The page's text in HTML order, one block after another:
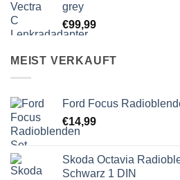
grey
€99,99
MEIST VERKAUFT
Ford Focus
€14,99
Skoda Octavia
Schwarz 1 DIN